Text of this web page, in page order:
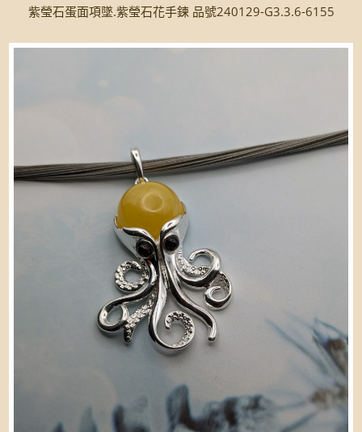
紫瑩石蛋面項墜.紫瑩石花手鍊 品號240129-G3.3.6-6155